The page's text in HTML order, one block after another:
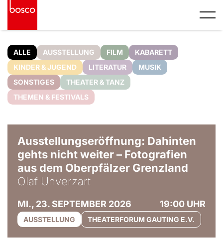
ALLE AUSSTELLUNG FILM
KABARETT
KINDER & JUGEND
LITERATUR
MUSIK
SONSTIGES
THEATER & TANZ
THEMEN & FESTIVALS
Ausstellungseröffnung: Dahinten
gehts nicht weiter – Fotografien
aus dem Oberpfälzer Grenzland
Olaf Unverzart
MI., 23. SEPTEMBER 2026 19:00 UHR
AUSSTELLUNG THEATERFORUM GAUTING E.V.